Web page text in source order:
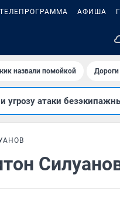
ТЕЛЕПРОГРАММА АФИША
назвали помойкой
угрозу атаки